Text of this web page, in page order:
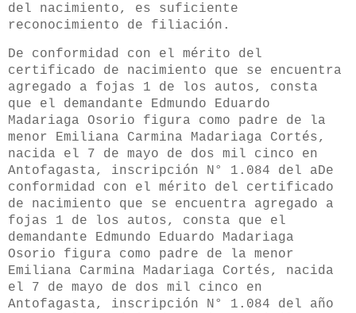
del nacimiento, es suficiente
reconocimiento de filiación.
De conformidad con el mérito del
certificado de nacimiento que se encuentra
agregado a fojas 1 de los autos, consta
que el demandante Edmundo Eduardo
Madariaga Osorio figura como padre de la
menor Emiliana Carmina Madariaga Cortés,
nacida el 7 de mayo de dos mil cinco en
Antofagasta, inscripción N° 1.084 del aDe
conformidad con el mérito del certificado
de nacimiento que se encuentra agregado a
fojas 1 de los autos, consta que el
demandante Edmundo Eduardo Madariaga
Osorio figura como padre de la menor
Emiliana Carmina Madariaga Cortés, nacida
el 7 de mayo de dos mil cinco en
Antofagasta, inscripción N° 1.084 del año